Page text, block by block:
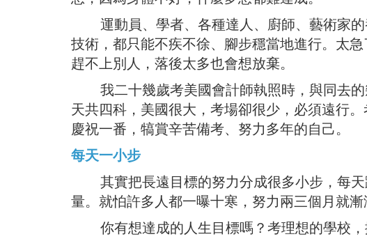
運動員、學者、各種達人、廚師、藝術家的
技術，都只能不疾不徐、腳步穩當地進行。太
趕不上別人，落後太多也會想放棄。
我二十幾歲考美國會計師執照時，與同去的
天共四科，美國很大，考場卻很少，必須遠行
慶祝一番，犒賞辛苦備考、努力多年的自己。
每天一小步
其實把長遠目標的努力分成很多小步，每天
量。就怕許多人都一曝十寒，努力兩三個月就漸
你有想達成的人生目標嗎？考理想的學校，